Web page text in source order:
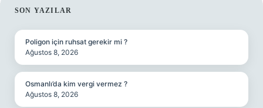
SIDEBAR
SON YAZILAR
Poligon için ruhsat gerekir mi ?
Ağustos 8, 2026
Osmanlı’da kim vergi vermez ?
Ağustos 8, 2026